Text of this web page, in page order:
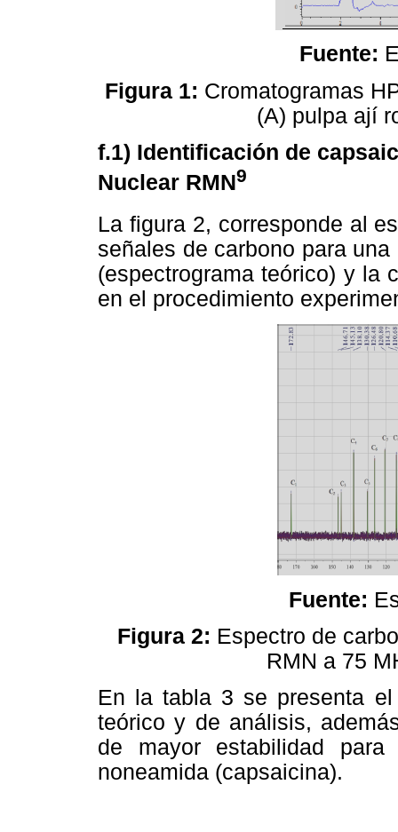
Fuente:
Figura 1: Cromatogramas
(A) pulpa ají
f.1) Identificación de
Nuclear RMN9
La figura 2, corresponde al
señales de carbono para
(espectrograma teórico) y la
en el procedimiento
Fuente:
Figura 2: Espectro de
RMN a 75
En la tabla 3 se presenta
teórico y de análisis,
de mayor estabilidad para
noneamida (capsaicina).